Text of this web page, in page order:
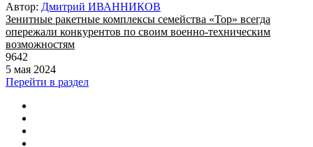
Автор: Дмитрий ИВАННИКОВ
Зенитные ракетные комплексы семейства «Тор» всегда
опережали конкурентов по своим военно-техническим
возможностям
9642
5 мая 2024
Перейти в раздел